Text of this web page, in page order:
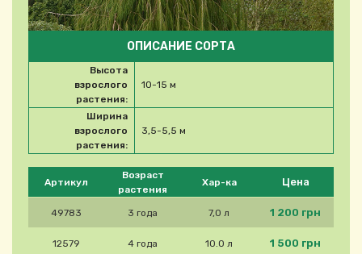
Please select product
Артикул
Возраст
растения
Хар-ка Цена
49783 3 года 7,0 л 1 200 грн
12579 4 года 10.0 л 1 500 грн
ОПИСАНИЕ СОРТА
Высота
взрослого
растения:
10-15 м
Ширина
взрослого
растения:
3,5-5,5 м